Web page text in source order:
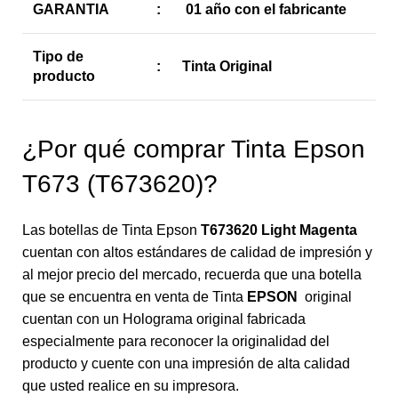
GARANTIA : 01 año con el fabricante
Tipo de
producto
: Tinta Original
¿Por qué comprar Tinta Epson
T673 (T673620)?
Las botellas de Tinta Epson T673620 Light Magenta
cuentan con altos estándares de calidad de impresión y
al mejor precio del mercado, recuerda que una botella
que se encuentra en venta de Tinta EPSON
original
cuentan con un Holograma original fabricada
especialmente para reconocer la originalidad del
producto y cuente con una impresión de alta calidad
que usted realice en su impresora.